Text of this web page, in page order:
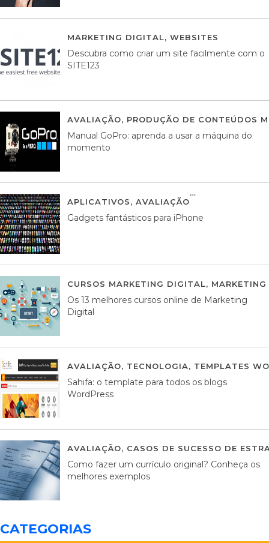
MARKETING DIGITAL, WEBSITES
Descubra como criar um site facilmente com o
SITE123
AVALIAÇÃO, PRODUÇÃO DE CONTEÚDOS
Manual GoPro: aprenda a usar a máquina do
momento
APLICATIVOS, AVALIAÇÃO
Gadgets fantásticos para iPhone
CURSOS MARKETING DIGITAL,
Os 13 melhores cursos online de Marketing
Digital
AVALIAÇÃO, TECNOLOGIA, TEMPLATES
Sahifa: o template para todos os blogs
WordPress
AVALIAÇÃO, CASOS DE SUCESSO DE
Como fazer um currículo original? Conheça os
melhores exemplos
CATEGORIAS